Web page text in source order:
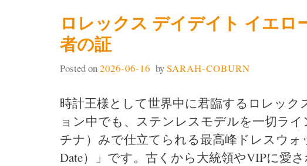
ロレックス デイデイト イエ
者の証
Posted on2026-06-16 bySARAH-COBURN
時計王様として世界中に君臨するロレッ
ョン中でも、ステンレスモデルを一切ラ
チナ）みで仕立てられる最高峰ドレスウ
Date）」です。古くから大統領やVIPに愛